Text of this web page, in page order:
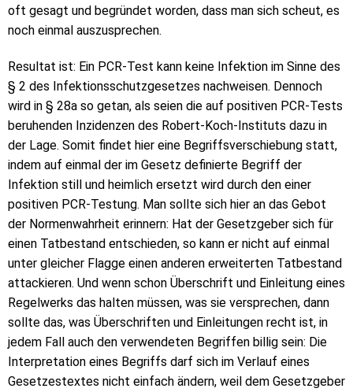
oft gesagt und begründet worden, dass man sich scheut, es
noch einmal auszusprechen.
Resultat ist: Ein PCR-Test kann keine Infektion im Sinne des
§ 2 des Infektionsschutzgesetzes nachweisen. Dennoch
wird in § 28a so getan, als seien die auf positiven PCR-Tests
beruhenden Inzidenzen des Robert-Koch-Instituts dazu in
der Lage. Somit findet hier eine Begriffsverschiebung statt,
indem auf einmal der im Gesetz definierte Begriff der
Infektion still und heimlich ersetzt wird durch den einer
positiven PCR-Testung. Man sollte sich hier an das Gebot
der Normenwahrheit erinnern: Hat der Gesetzgeber sich für
einen Tatbestand entschieden, so kann er nicht auf einmal
unter gleicher Flagge einen anderen erweiterten Tatbestand
attackieren. Und wenn schon Überschrift und Einleitung eines
Regelwerks das halten müssen, was sie versprechen, dann
sollte das, was Überschriften und Einleitungen recht ist, in
jedem Fall auch den verwendeten Begriffen billig sein: Die
Interpretation eines Begriffs darf sich im Verlauf eines
Gesetzestextes nicht einfach ändern, weil dem Gesetzgeber